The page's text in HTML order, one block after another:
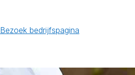
Bezoek bedrijfspagina